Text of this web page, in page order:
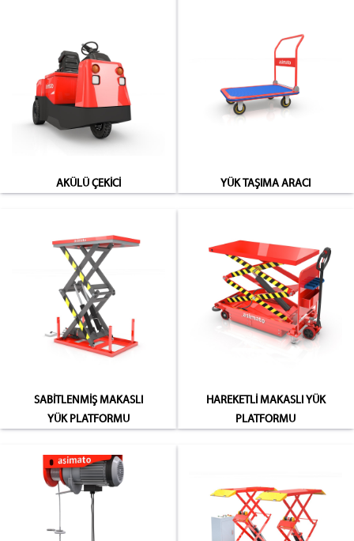
AKÜLÜ ÇEKİCİ YÜK TAŞIMA ARACI
SABİTLENMİŞ MAKASLI
YÜK PLATFORMU
HAREKETLİ MAKASLI YÜK
PLATFORMU